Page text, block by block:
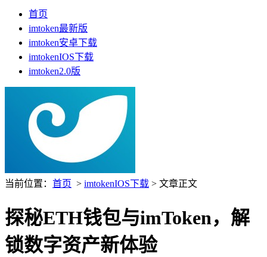
首页
imtoken最新版
imtoken安卓下载
imtokenIOS下载
imtoken2.0版
当前位置： 首页 > imtokenIOS下载 > 文章正文
探秘ETH钱包与imToken，解
锁数字资产新体验